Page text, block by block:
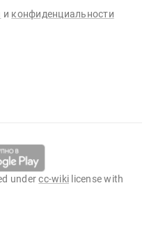
и конфиденциальности
undercc-wiki license with